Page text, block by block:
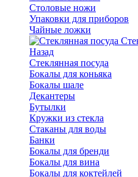
Столовые ножи
Упаковки для приборов
Чайные ложки
Назад
Стеклянная посуда
Бокалы для коньяка
Бокалы шале
Декантеры
Бутылки
Кружки из стекла
Стаканы для воды
Банки
Бокалы для бренди
Бокалы для вина
Бокалы для коктейлей